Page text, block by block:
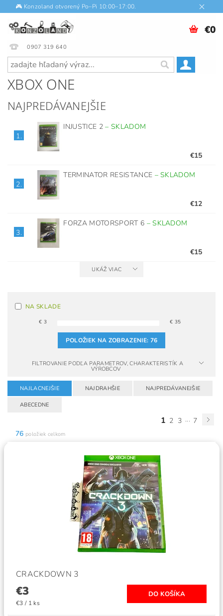
🎮 Konzoland otvorený Po–Pi 10:00–17:00.
0907 319 640
€0
XBOX ONE
NAJPREDÁVANEJŠIE
1.
INJUSTICE 2– SKLADOM
€15
2.
TERMINATOR RESISTANCE –SKLADOM
€12
3.
FORZA MOTORSPORT 6 –SKLADOM
€15
UKÁŽ VIAC
NA SKLADE
€3 € 35
POLOŽIEK NA ZOBRAZENIE: 76
FILTROVANIE PODĽA PARAMETROV, CHARAKTERISTÍK A
VÝROBCOV
NAJLACNEJŠIE NAJDRAHŠIE NAJPREDÁVANEJŠIE
ABECEDNE
1 2 3 ... 7
76 položiek celkom
CRACKDOWN 3
€3
€3 / 1 ks